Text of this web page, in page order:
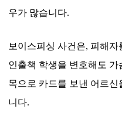
우가 많습니다.
보이스피싱 사건은, 피해자
인출책 학생을 변호해도 가
목으로 카드를 보낸 어르
니다.